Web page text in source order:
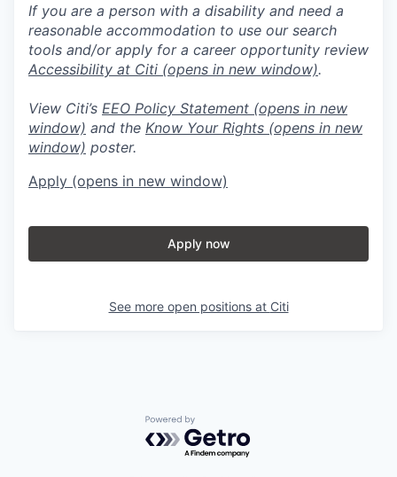
If you are a person with a disability and need a
reasonable accommodation to use our search
tools and/or apply for a career opportunity review
Accessibility at Citi (opens in new window).
View Citi’s EEO Policy Statement (opens in new
window) and the Know Your Rights (opens in new
window) poster.
Apply (opens in new window)
Apply now
See more open positions at Citi
Powered by Getro.com